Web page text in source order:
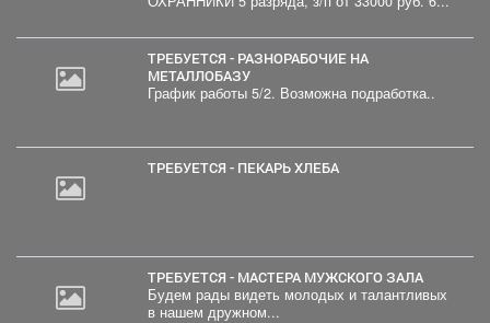
ТРЕБУЕТСЯ - РАЗНОРАБОЧИЕ НА
МЕТАЛЛОБАЗУ
График работы 5/2. Возможна подработка..
ТРЕБУЕТСЯ - ПЕКАРЬ ХЛЕБА
ТРЕБУЕТСЯ - МАСТЕРА МУЖСКОГО ЗАЛА
Будем рады видеть молодых и талантливых
в нашем дружном...